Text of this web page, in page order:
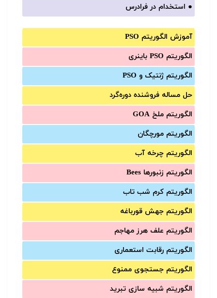
● استخدام در فرادرس
آموزش الگوریتم PSO
الگوریتم PSO باینری
الگوریتم ژنتیک و PSO
حل مساله فروشنده دوره‌گرد
الگوریتم ملخ GOA
الگوریتم مورچگان
الگوریتم چرخه آب
الگوریتم زنبورها Bees
الگوریتم کرم شب تاب
الگوریتم جهش قورباغه
الگوریتم علف هرز مهاجم
الگوریتم رقابت استعماری
الگوریتم جستجوی ممنوع
الگوریتم شبیه سازی تبرید